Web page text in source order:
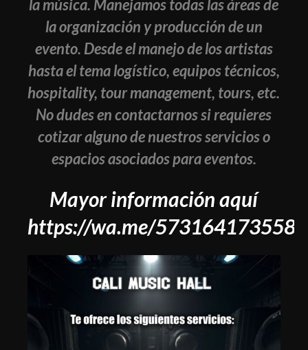
la música. Manejamos todas las áreas de
la organización y producción de un
evento. Desde el manejo de los artistas
hasta el tema logístico, equipos técnicos,
hospitality, tour management, tours, etc.
No dudes en contactarnos si requieres
cotizar alguno de nuestros servicios o
espacios asociados para eventos.
Mayor información aquí
https://wa.me/573164173558